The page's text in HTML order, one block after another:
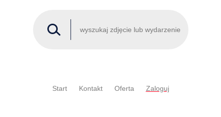
Start Kontakt Oferta Zaloguj